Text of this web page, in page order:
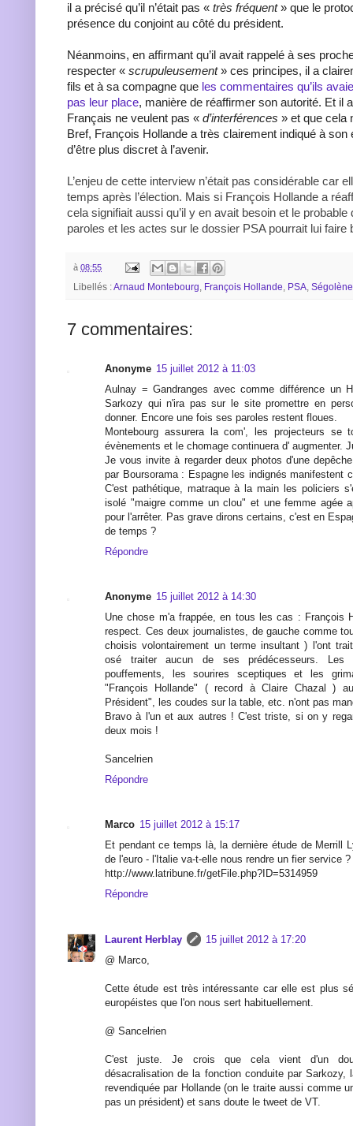
il a précisé qu’il n’était pas « très fréquent» que le
présence du conjoint au côté du président.
Néanmoins, en affirmant qu’il avait rappelé à ses
respecter « scrupuleusement» ces principes, il a
fils et à sa compagne que les commentaires qu’ils
pas leur place, manière de réaffirmer son autorité. Et il
Français ne veulent pas « d’interférences » et que cela
Bref, François Hollande a très clairement indiqué à son
d’être plus discret à l’avenir.
L’enjeu de cette interview n’était pas considérable car
temps après l’élection. Mais si François Hollande a
cela signifiait aussi qu’il y en avait besoin et le probable
paroles et les actes sur le dossier PSA pourrait lui faire
à 08:55
Libellés :Arnaud Montebourg, François Hollande, PSA,
7 commentaires:
Anonyme 15 juillet 2012 à 11:03
Aulnay = Gandranges avec comme différence un
Sarkozy qui n'ira pas sur le site promettre en
donner. Encore une fois ses paroles restent floues.
Montebourg assurera la com', les projecteurs se
évènements et le chomage continuera d' augmenter.
Je vous invite à regarder deux photos d'une
par Boursorama : Espagne les indignés manifestent
C'est pathétique, matraque à la main les policiers
isolé "maigre comme un clou" et une femme agée
pour l'arrêter. Pas grave dirons certains, c'est en
de temps ?
Répondre
Anonyme 15 juillet 2012 à 14:30
Une chose m'a frappée, en tous les cas : François
respect. Ces deux journalistes, de gauche comme
choisis volontairement un terme insultant ) l'ont
osé traiter aucun de ses prédécesseurs. Les
pouffements, les sourires sceptiques et les
"François Hollande" ( record à Claire Chazal )
Président", les coudes sur la table, etc. n'ont pas
Bravo à l'un et aux autres ! C'est triste, si on y
deux mois !
Sancelrien
Répondre
Marco 15 juillet 2012 à 15:17
Et pendant ce temps là, la dernière étude de Merrill
de l'euro - l'Italie va-t-elle nous rendre un fier service ?
http://www.latribune.fr/getFile.php?ID=5314959
Répondre
Laurent Herblay
15 juillet 2012 à 17:20
@ Marco,
Cette étude est très intéressante car elle est plus
européistes que l'on nous sert habituellement.
@ Sancelrien
C'est juste. Je crois que cela vient d'un
désacralisation de la fonction conduite par Sarkozy,
revendiquée par Hollande (on le traite aussi comme
pas un président) et sans doute le tweet de VT.